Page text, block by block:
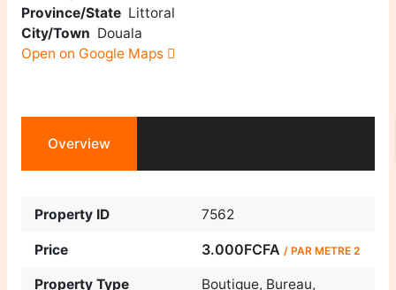
Province/State Littoral
City/Town Douala
Open on Google Maps
Overview
Property ID 7562
Price 3.000FCFA / PAR METRE 2
Property Type Boutique, Bureau,